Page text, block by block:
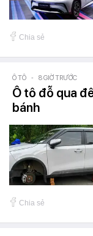
Chia sẻ
Ô TÔ - 8 GIỜ TRƯỚC
Ô tô đỗ qua
bánh
Chia sẻ